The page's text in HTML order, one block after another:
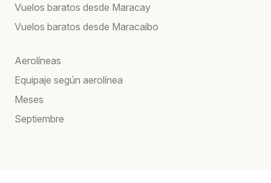
Vuelos baratos desde Maracay
Vuelos baratos desde Maracaibo
Aerolíneas
Equipaje según aerolínea
Meses
Septiembre